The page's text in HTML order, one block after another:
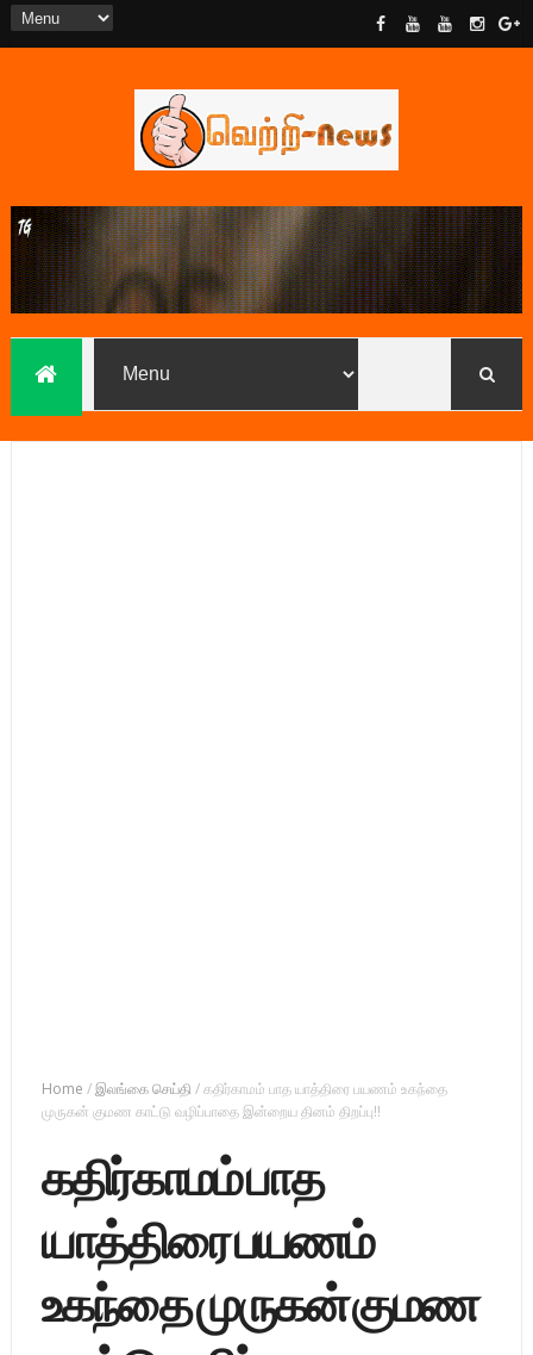
Home /இலங்கை செய்தி /கதிர்காமம் பாத யாத்திரை பயணம் உகந்தை
முருகன் குமண காட்டு வழிப்பாதை இன்றைய தினம் திறப்பு!!
கதிர்காமம் பாத
யாத்திரை பயணம்
உகந்தை முருகன் குமண